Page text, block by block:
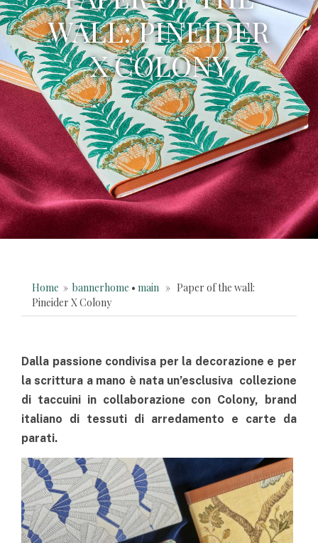
WALL: PINEIDER
X COLONY
Home » bannerhome • main » Paper of the wall:
Pineider X Colony
Dalla passione condivisa per la decorazione e per
la scrittura a mano è nata un’esclusiva collezione
di taccuini in collaborazione con Colony, brand
italiano di tessuti di arredamento e carte da
parati.